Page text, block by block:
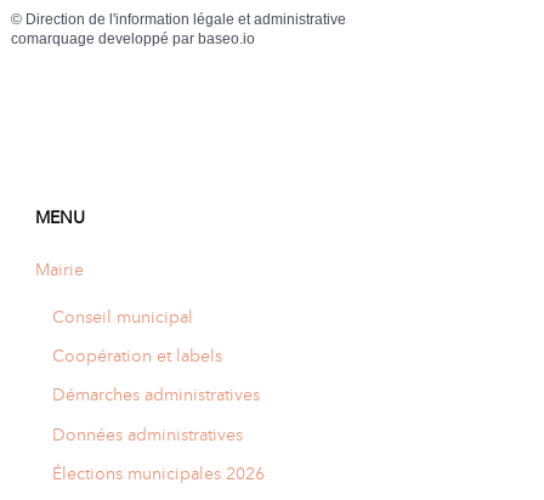
© Direction de l'information légale et administrative
comarquage developpé par baseo.io
MENU
Mairie
Conseil municipal
Coopération et labels
Démarches administratives
Données administratives
Élections municipales 2026